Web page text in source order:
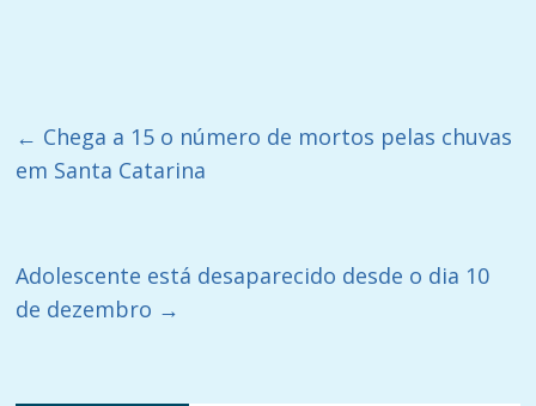
← Chega a 15 o número de mortos pelas chuvas
em Santa Catarina
Adolescente está desaparecido desde o dia 10
de dezembro →